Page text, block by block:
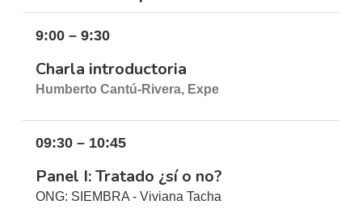
9:00 – 9:30
Charla introductoria
Humberto Cantú-Rivera, Expe
09:30 – 10:45
Panel I: Tratado ¿sí o no?
ONG: SIEMBRA - Viviana Tacha